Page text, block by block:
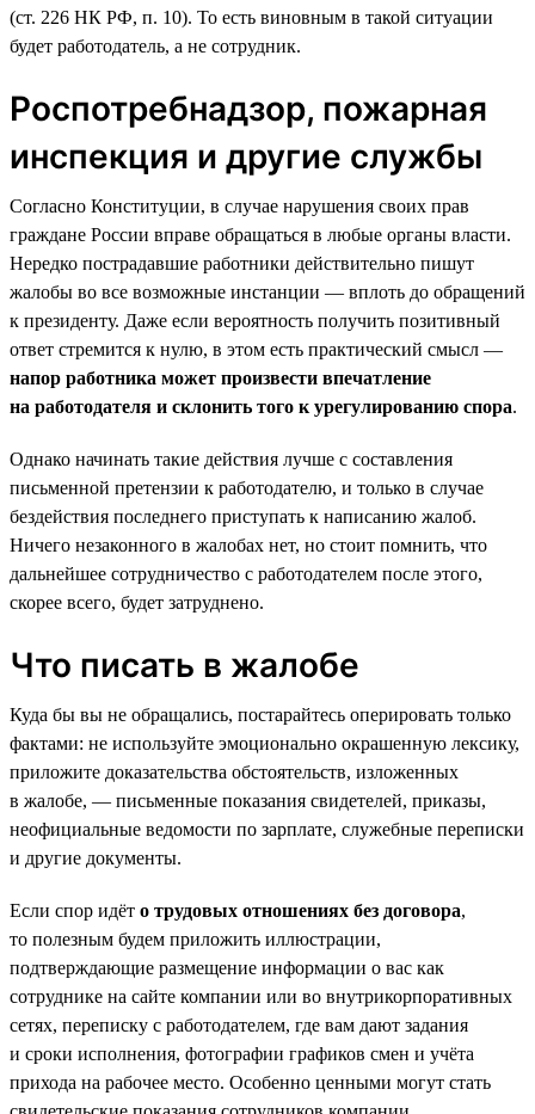
(ст. 226 НК РФ, п. 10). То есть виновным в такой ситуации
будет работодатель, а не сотрудник.
Роспотребнадзор, пожарная
инспекция и другие службы
Согласно Конституции, в случае нарушения своих прав
граждане России вправе обращаться в любые органы власти.
Нередко пострадавшие работники действительно пишут
жалобы во все возможные инстанции — вплоть до обращений
к президенту. Даже если вероятность получить позитивный
ответ стремится к нулю, в этом есть практический смысл —
напор работника может произвести впечатление
на работодателя и склонить того к урегулированию спора.
Однако начинать такие действия лучше с составления
письменной претензии к работодателю, и только в случае
бездействия последнего приступать к написанию жалоб.
Ничего незаконного в жалобах нет, но стоит помнить, что
дальнейшее сотрудничество с работодателем после этого,
скорее всего, будет затруднено.
Что писать в жалобе
Куда бы вы не обращались, постарайтесь оперировать только
фактами: не используйте эмоционально окрашенную лексику,
приложите доказательства обстоятельств, изложенных
в жалобе, — письменные показания свидетелей, приказы,
неофициальные ведомости по зарплате, служебные переписки
и другие документы.
Если спор идёт о трудовых отношениях без договора,
то полезным будем приложить иллюстрации,
подтверждающие размещение информации о вас как
сотруднике на сайте компании или во внутрикорпоративных
сетях, переписку с работодателем, где вам дают задания
и сроки исполнения, фотографии графиков смен и учёта
прихода на рабочее место. Особенно ценными могут стать